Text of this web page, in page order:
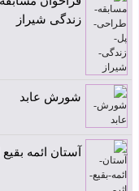
زندگی شیراز
شورش عابد
آستان ائمه